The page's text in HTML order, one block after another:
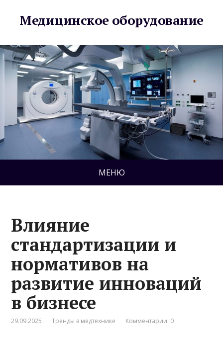
Медицинское оборудование
МЕНЮ
Влияние
стандартизации и
нормативов на
развитие инноваций
в бизнесе
29.09.2025 Тренды в медтехнике Комментарии: 0